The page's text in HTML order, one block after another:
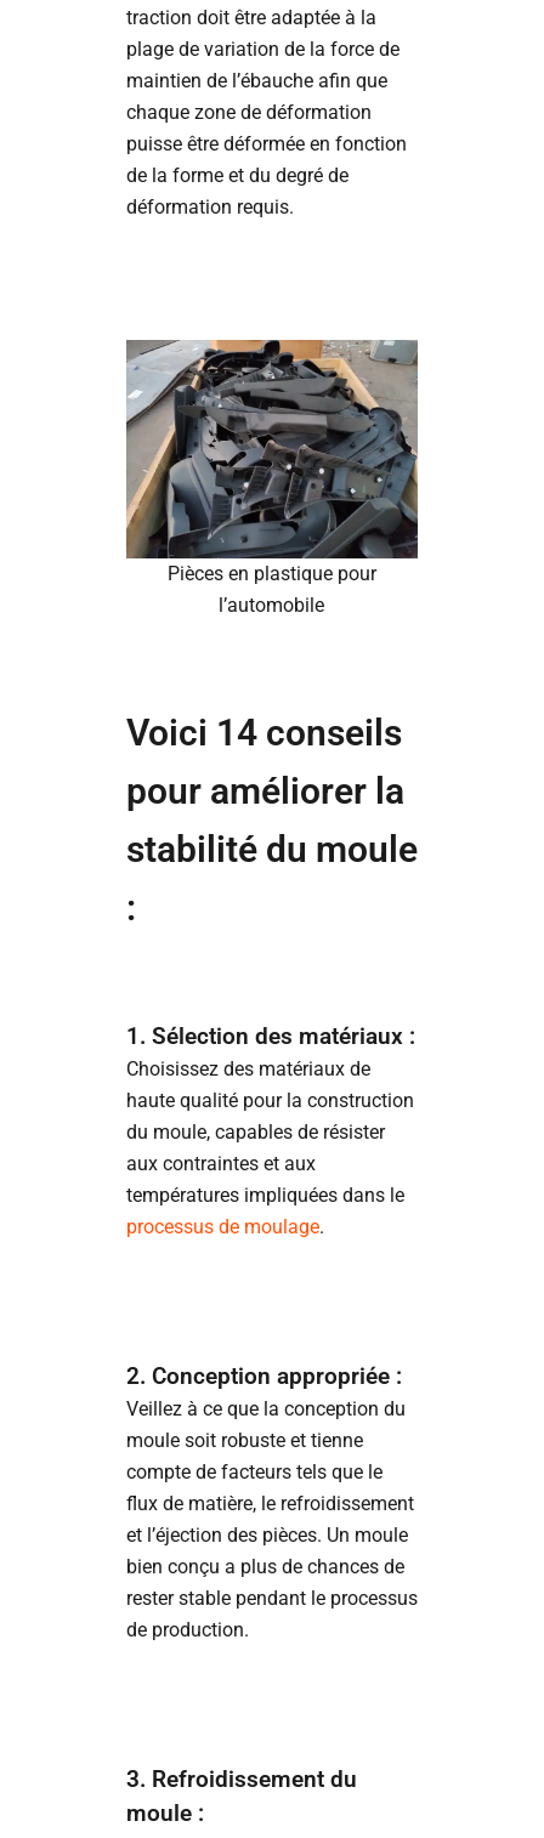
traction doit être adaptée à la
plage de variation de la force de
maintien de l’ébauche afin que
chaque zone de déformation
puisse être déformée en fonction
de la forme et du degré de
déformation requis.
Pièces en plastique pour
l’automobile
Voici 14 conseils
pour améliorer la
stabilité du moule
:
1. Sélection des matériaux :
Choisissez des matériaux de
haute qualité pour la construction
du moule, capables de résister
aux contraintes et aux
températures impliquées dans le
processus de moulage.
2. Conception appropriée :
Veillez à ce que la conception du
moule soit robuste et tienne
compte de facteurs tels que le
flux de matière, le refroidissement
et l’éjection des pièces. Un moule
bien conçu a plus de chances de
rester stable pendant le processus
de production.
3. Refroidissement du
moule :